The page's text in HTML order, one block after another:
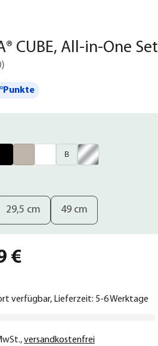
CUBE, All-in-One Set
)
B
29,5 cm 49 cm
€
verfügbar, Lieferzeit: 5-6 Werktage
,versandkostenfrei